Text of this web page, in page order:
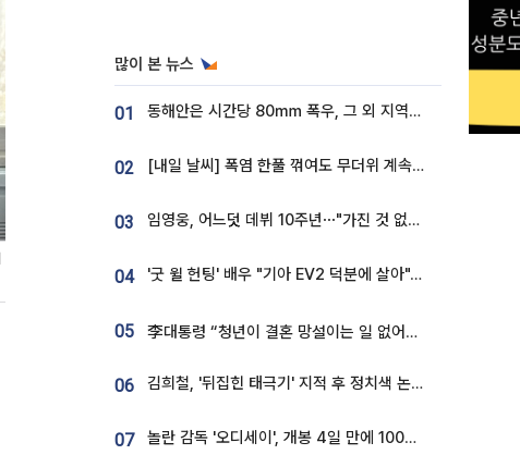
많이 본 뉴스
01 동해안은 시간당 80㎜ 폭우, 그 외 지역은 폭염…‘극과 극 날씨’
02 [내일 날씨] 폭염 한풀 꺾여도 무더위 계속⋯동해안 이틀 연속 비
03 임영웅, 어느덧 데뷔 10주년⋯"가진 것 없던 시절, 내 앞엔 20명의 팬뿐"
04 '굿 윌 헌팅' 배우 "기아 EV2 덕분에 살아"…교통사고 후 안전성 극찬
05 李대통령 “청년이 결혼 망설이는 일 없어야...제도상 불이익 조사”
06 김희철, '뒤집힌 태극기' 지적 후 정치색 논란…"좌우 떠나 우리나라 국기"
07 놀란 감독 '오디세이', 개봉 4일 만에 100만 돌파⋯'왕사남' 보다 빠르다